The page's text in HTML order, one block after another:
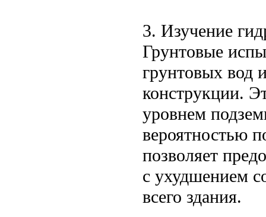
3. Изучение
Грунтовые
грунтовых вод
конструкции.
уровнем
вероятностью
позволяет
с ухудшением
всего здания.